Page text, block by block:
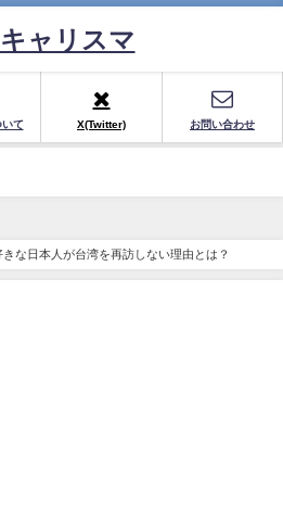
ャリスマ
いて X(Twitter) お問い合わせ
きな日本人が台湾を再訪しない理由とは？